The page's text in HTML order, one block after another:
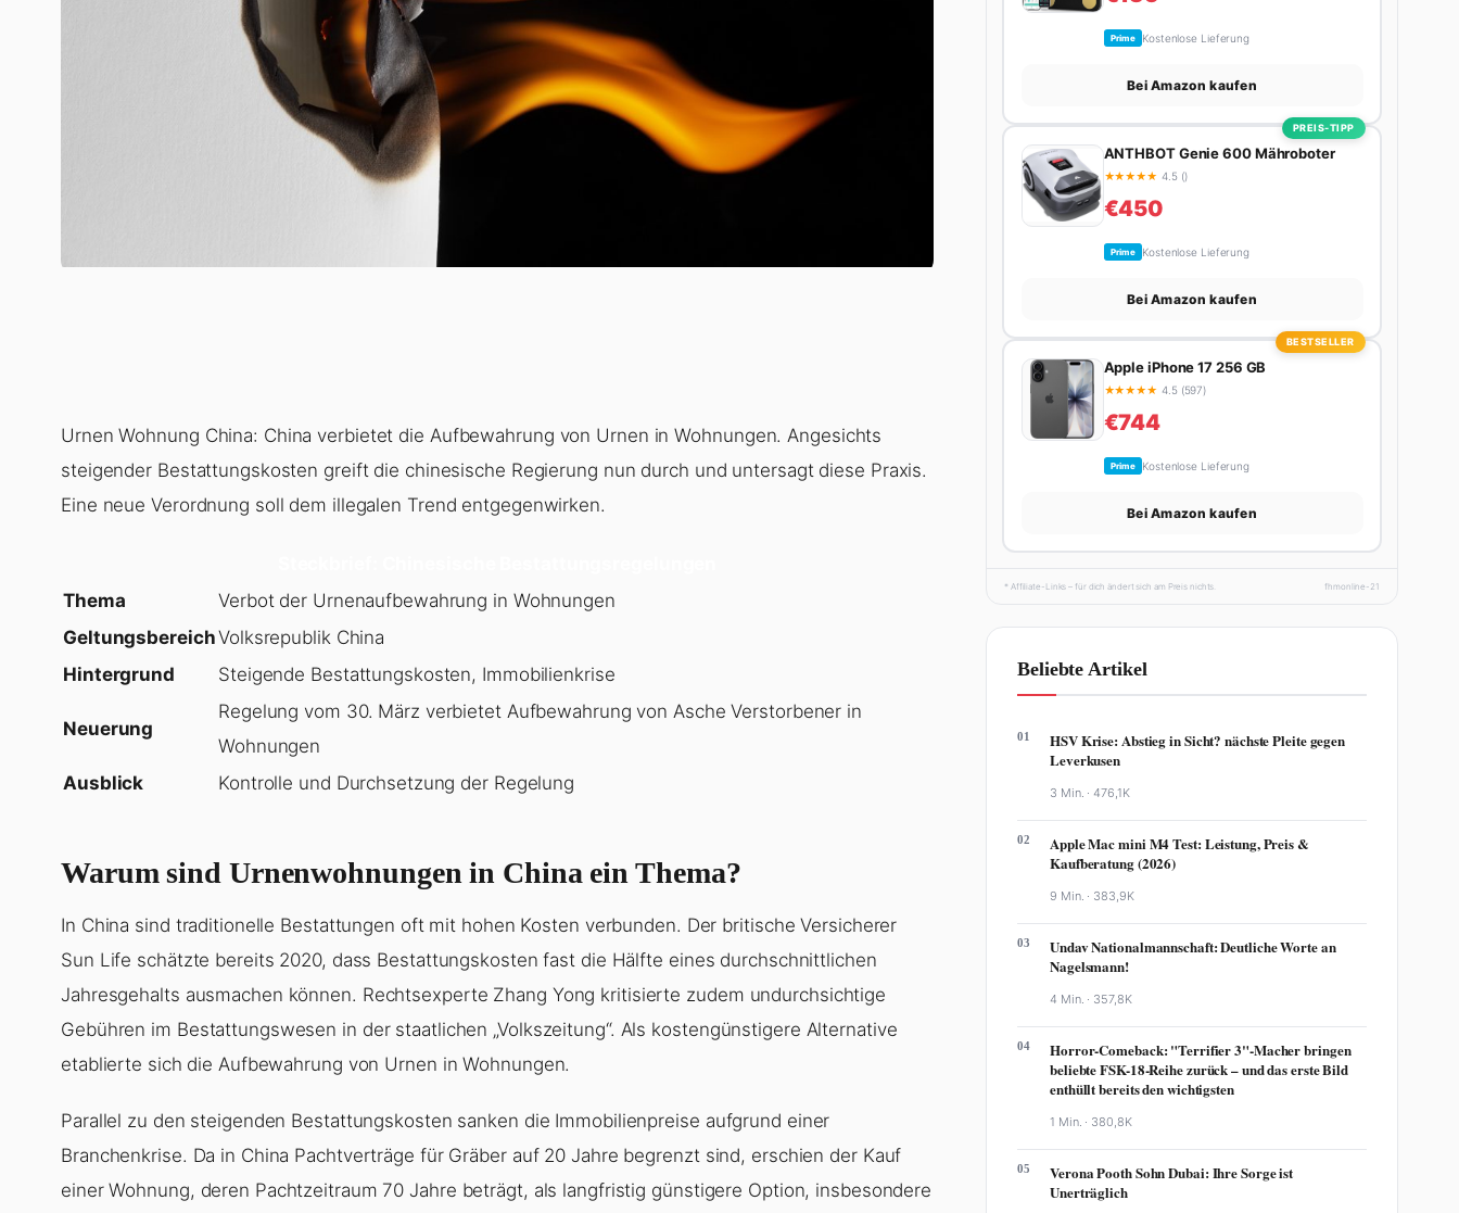
Urnen Wohnung China: China verbietet die Aufbewahrung von Urnen in Wohnungen. Angesichts
steigender Bestattungskosten greift die chinesische Regierung nun durch und untersagt diese Praxis.
Eine neue Verordnung soll dem illegalen Trend entgegenwirken.
Thema
Verbot der Urnenaufbewahrung in Wohnungen
GeltungsbereichVolksrepublik China
Hintergrund
Steigende Bestattungskosten, Immobilienkrise
Neuerung
Regelung vom 30. März verbietet Aufbewahrung von Asche Verstorbener in
Wohnungen
Ausblick
Kontrolle und Durchsetzung der Regelung
Warum sind Urnenwohnungen in China ein Thema?
In China sind traditionelle Bestattungen oft mit hohen Kosten verbunden. Der britische Versicherer
Sun Life schätzte bereits 2020, dass Bestattungskosten fast die Hälfte eines durchschnittlichen
Jahresgehalts ausmachen können. Rechtsexperte Zhang Yong kritisierte zudem undurchsichtige
Gebühren im Bestattungswesen in der staatlichen „Volkszeitung“. Als kostengünstigere Alternative
etablierte sich die Aufbewahrung von Urnen in Wohnungen.
Parallel zu den steigenden Bestattungskosten sanken die Immobilienpreise aufgrund einer
Branchenkrise. Da in China Pachtverträge für Gräber auf 20 Jahre begrenzt sind, erschien der Kauf
einer Wohnung, deren Pachtzeitraum 70 Jahre beträgt, als langfristig günstigere Option, insbesondere
Prime Kostenlose Lieferung
Bei Amazon kaufen
PREIS-TIPP
ANTHBOT Genie 600 Mähroboter
★★★★★ 4.5 ()
€450
Prime Kostenlose Lieferung
Bei Amazon kaufen
BESTSELLER
Apple iPhone 17 256 GB
★★★★★ 4.5 (597)
€744
Prime Kostenlose Lieferung
Bei Amazon kaufen
* Affiliate-Links – für dich ändert sich am Preis nichts. fhmonline-21
Beliebte Artikel
01
HSV Krise: Abstieg in Sicht? nächste Pleite gegen
Leverkusen
3 Min. ·476,1K
02
Apple Mac mini M4 Test: Leistung, Preis &
Kaufberatung (2026)
9 Min. · 383,9K
03
Undav Nationalmannschaft: Deutliche Worte an
Nagelsmann!
4 Min. · 357,8K
04
Horror-Comeback: "Terrifier 3"-Macher bringen
beliebte FSK-18-Reihe zurück – und das erste Bild
enthüllt bereits den wichtigsten
1 Min. · 380,8K
05
Verona Pooth Sohn Dubai: Ihre Sorge ist
Unerträglich